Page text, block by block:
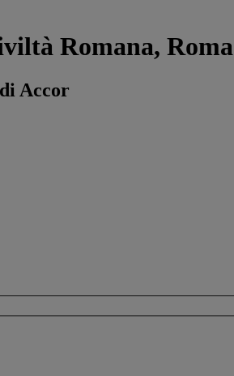
Romana, Roma
Accor